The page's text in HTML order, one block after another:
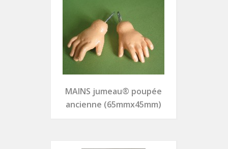
MAINS jumeau® poupée
ancienne (65mmx45mm)